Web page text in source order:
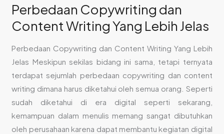
Perbedaan Copywriting dan
Content Writing Yang Lebih Jelas
Perbedaan Copywriting dan Content Writing Yang Lebih
Jelas Meskipun sekilas bidang ini sama, tetapi ternyata
terdapat sejumlah perbedaan copywriting dan content
writing dimana harus diketahui oleh semua orang. Seperti
sudah diketahui di era digital seperti sekarang,
kemampuan dalam menulis memang sangat dibutuhkan
oleh perusahaan karena dapat membantu kegiatan digital